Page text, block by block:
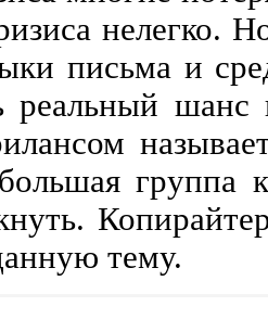
нелегко.
письма и
реальный шанс
группа
тему.